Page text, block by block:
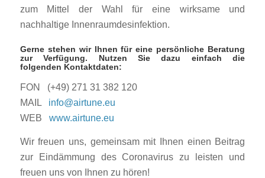
zum Mittel der Wahl für eine wirksame und
nachhaltige Innenraumdesinfektion.
Gerne stehen wir Ihnen für eine persönliche Beratung
zur Verfügung. Nutzen Sie dazu einfach die
folgenden Kontaktdaten:
FON (+49) 271 31 382 120
MAIL info@airtune.eu
WEB www.airtune.eu
Wir freuen uns, gemeinsam mit Ihnen einen Beitrag
zur Eindämmung des Coronavirus zu leisten und
freuen uns von Ihnen zu hören!